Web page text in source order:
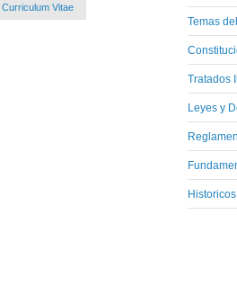
Curriculum Vitae
Temas
Tratados
Leyes y
Historicos